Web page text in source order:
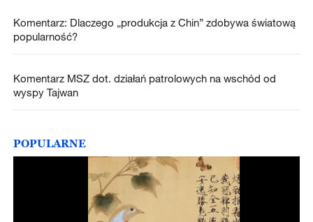
Komentarz: Dlaczego „produkcja z Chin” zdobywa światową
popularność?
Komentarz MSZ dot. działań patrolowych na wschód od
wyspy Tajwan
POPULARNE